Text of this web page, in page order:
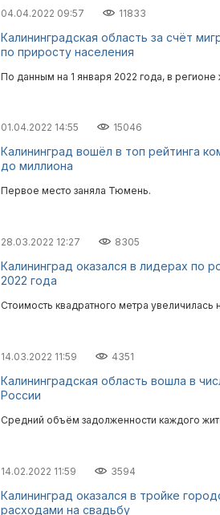
04.04.2022 09:57 11833
Калининградская область за счёт
по приросту населения
По данным на 1 января 2022 года, в
01.04.2022 14:55 15046
Калининград вошёл в топ рейтинга
до миллиона
Первое место заняла Тюмень.
28.03.2022 12:27 8305
Калининград оказался в лидерах по
2022 года
Стоимость квадратного метра увеличилась
14.03.2022 11:59 4351
Калининградская область вошла в
России
Средний объём задолженности каждого
14.02.2022 11:59 3594
Калининград оказался в тройке
расходами на свадьбу